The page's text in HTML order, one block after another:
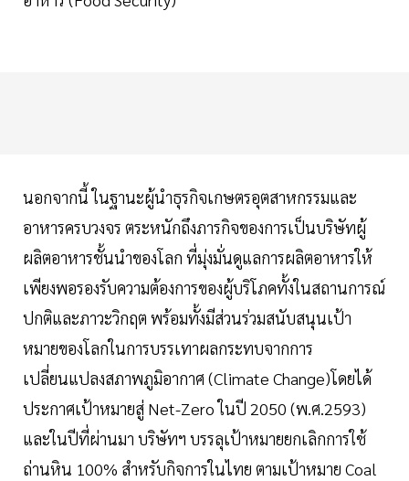
นอกจากนี้ ในฐานะผู้นำธุรกิจเกษตรอุตสาหกรรมและ
อาหารครบวงจร ตระหนักถึงภารกิจของการเป็นบริษัทผู้
ผลิตอาหารชั้นนำของโลก ที่มุ่งมั่นดูแลการผลิตอาหารให้
เพียงพอรองรับความต้องการของผู้บริโภคทั้งในสถานการณ์
ปกติและภาวะวิกฤต พร้อมทั้งมีส่วนร่วมสนับสนุนเป้า
หมายของโลกในการบรรเทาผลกระทบจากการ
เปลี่ยนแปลงสภาพภูมิอากาศ (Climate Change)โดยได้
ประกาศเป้าหมายสู่ Net-Zero ในปี 2050 (พ.ศ.2593)
และในปีที่ผ่านมา บริษัทฯ บรรลุเป้าหมายยกเลิกการใช้
ถ่านหิน 100% สำหรับกิจการในไทย ตามเป้าหมาย Coal